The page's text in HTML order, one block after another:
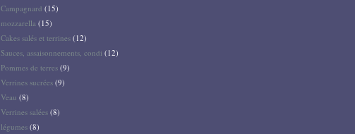
Campagnard (15)
mozzarella (15)
Cakes salés et terrines (12)
Sauces, assaisonnements, condi (12)
Pommes de terres (9)
Verrines sucrées (9)
Veau (8)
Verrines salées (8)
légumes (8)